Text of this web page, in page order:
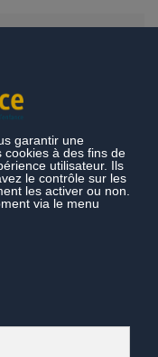
UNICEF sur la
family-friendly?
et l'étude « Where
juin 2021) classe
plus riches.